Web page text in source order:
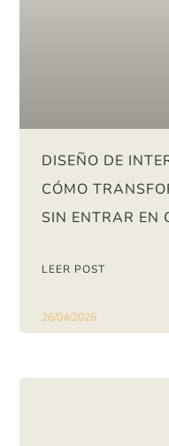
DISEÑO DE
CÓMO
SIN ENTRAR EN
LEER POST
26/04/2026